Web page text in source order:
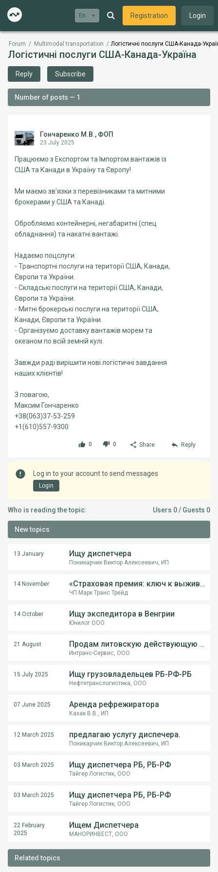
En Registration Login
Forum / Multimodal transportation / Логістичні послуги США-Канада-
Логістичні послуги США-Канада-Україна
Reply Subscribe
Number of posts — 1
Гончаренко М.В., ФОП
23 July 2025
Працюємо з Експортом та Імпортом вантажів із
США та Канади в Україну та Європу!
Ми маємо зв'язки з перевізниками та митними
брокерами у США та Канаді.
Обробляємо контейнерні, негабаритні (спец
обладнання) та накатні вантажі.
Надаємо поцслуги:
- Транспортні послуги на території США, Канади,
Європи та України.
- Складські послуги на території США, Канади,
Європи та України.
- Митні брокерські послуги на території США,
Канади, Європи та України.
- Організуємо доставку вантажів морем та
океаном по всій земній кулі.
Завжди раді вирішити нові логістичні завдання
наших клієнтів!
З повагою,
Максим Гончаренко
+38(063)37-53-259
+1(610)557-9300
0 0 Share Reply
Log in to your account to send messages
Login
Who is reading the topic: Users 0 / Guests 0
New topics
13 January Ищу диспетчера
Поникарчик Виктор Алексеевич, ИП
14 November «Страховая премия: ключ к выживанию перевозчика в международной логистике»
ЧП Марк Транс Трейд
14 October Ищу экспедитора в Венгрии
Юнилог ООО
21 August Продам литовскую действующую компанию
Интранс-Сервис, ООО
15 July 2025 Ищу грузовладельцев РБ-РФ-РБ
Нефтетранслогистика, ООО
07 June 2025 Аренда рефрежиратора
Казак В.В., ИП
12 March 2025 предлагаю услугу диспечера.
Поникарчик Виктор Алексеевич, ИП
03 March 2025 Ищу диспетчера РБ, РБ-РФ
Тайгер Логистик, ООО
03 March 2025 Ищу диспетчера РБ, РБ-РФ
Тайгер Логистик, ООО
22 February
2025
Ищем Диспетчера
МАНОРИНВЕСТ, ООО
Related topics